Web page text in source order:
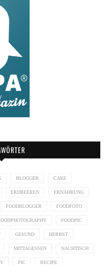
BLOGGER CAKE
ERDBEEREN ERNÄHRUNG
FOODBLOGGER FOODFOTO
FOODPIC
GESUND HERBST
MITTAGESSEN NACHTISCH
PIC RECIPE